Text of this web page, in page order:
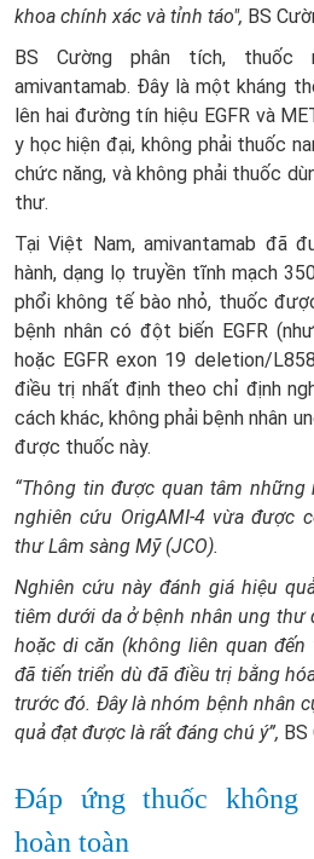
khoa chính xác và tỉnh táo", BS
BS Cường phân tích,
amivantamab. Đây là một kháng
lên hai đường tín hiệu EGFR và
y học hiện đại, không phải thuốc
chức năng, và không phải thuốc
thư.
Tại Việt Nam, amivantamab đã
hành, dạng lọ truyền tĩnh mạch
phổi không tế bào nhỏ, thuốc
bệnh nhân có đột biến EGFR
hoặc EGFR exon 19 deletion/
điều trị nhất định theo chỉ định
cách khác, không phải bệnh nhân
được thuốc này.
“Thông tin được quan tâm
nghiên cứu OrigAMI-4 vừa được
thư Lâm sàng Mỹ (JCO).
Nghiên cứu này đánh giá hiệu
tiêm dưới da ở bệnh nhân ung thư
hoặc di căn (không liên quan đến
đã tiến triển dù đã điều trị bằng
trước đó. Đây là nhóm bệnh nhân
quả đạt được là rất đáng chú ý”, BS
Đáp ứng thuốc không
hoàn toàn